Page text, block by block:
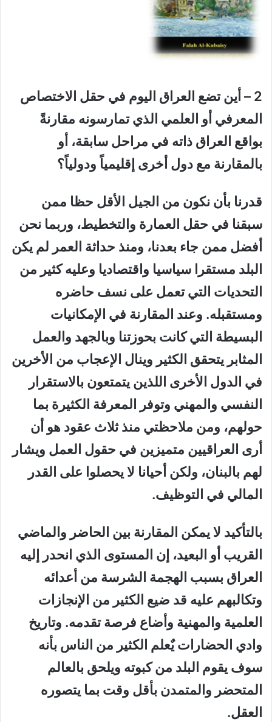
2 – أين تضع العراق اليوم في حقل الاختصاص
المعرفي أو العلمي الذي تمارسونه مقارنةً
بواقع العراق ذاته في مراحل سابقة، أو
بالمقارنة مع دول أخرى إقليمياً ودولياً؟
قدرنا بأن نكون من الجيل الأقل حظا ممن
سبقنا في حقل العمارة والتخطيط، وربما نحن
أفضل ممن جاء بعدنا، ومنذ حداثة العمر لم يكن
البلد مستقرا سياسيا واقتصاديا وعليه كثير من
التحديات التي تعمل على نسف حاضره
ومستقبله. وعند المقارنة في الإمكانيات
البسيطة التي كانت بحوزتنا وبالجهد والعمل
المثابر يتحقق الكثير وينال الإعجاب من الأخرين
في الدول الأخرى اللذين يتمتعون بالاستقرار
النفسي والمهني وتوفر المعرفة الكثيرة بما
حولهم، ومن ملاحظتي منذ ثلاث عقود هو أن
أرى العراقيين متميزين في حقول العمل ويشار
لهم بالبنان، ولكن أحيانا لا يحصلوا على القدر
المالي في التوظيف.
بالتأكيد لا يمكن المقارنة بين الحاضر والماضي
القريب أو البعيد، إن المستوى الذي انحدر إليه
العراق بسبب الهجمة الشرسة من أعدائه
وتكالبهم عليه قد ضيع الكثير من الإنجازات
العلمية والمهنية وأضاع فرصة تقدمه. وتاريخ
وادي الحضارات يٌعلم الكثير من الناس بأنه
سوف يقوم البلد من كبوته ويلحق بالعالم
المتحضر والمتمدن بأقل وقت بما يتصوره
العقل.